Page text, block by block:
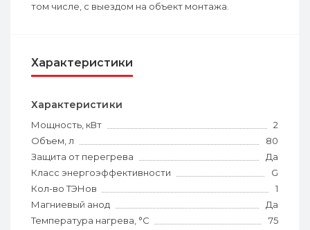
том числе, с выездом на объект монтажа.
Характеристики
Характеристики
Мощность, кВт
2
Объем, л
80
Защита от перегрева
Да
Класс энергоэффективности
G
Кол-во ТЭНов
1
Магниевый анод
Да
Температура нагрева, °С
75